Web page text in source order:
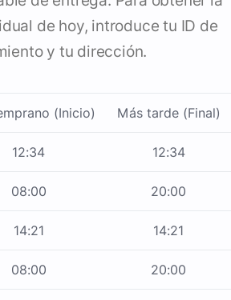
de hoy, introduce tu ID de
y tu dirección.
(Inicio) Más tarde (Final)
12:34 12:34
08:00 20:00
14:21 14:21
08:00 20:00